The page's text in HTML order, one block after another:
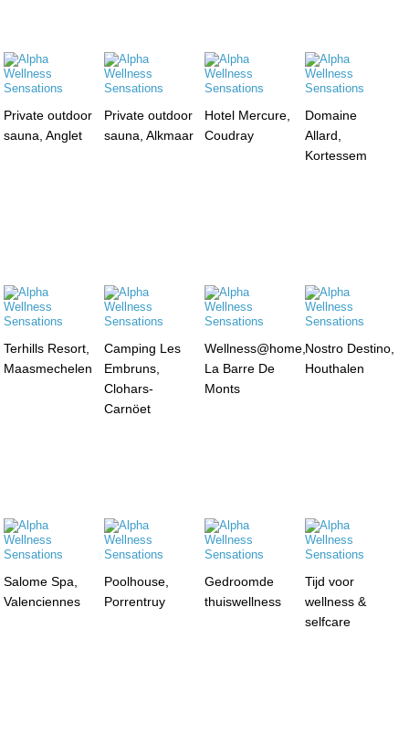
Private outdoor
sauna, Anglet
Private outdoor
sauna, Alkmaar
Hotel Mercure,
Coudray
Domaine
Allard,
Kortessem
Terhills Resort,
Maasmechelen
Camping Les
Embruns,
Clohars-
Carnöet
Wellness@home,
La Barre De
Monts
Nostro Destino,
Houthalen
Salome Spa,
Valenciennes
Poolhouse,
Porrentruy
Gedroomde
thuiswellness
Tijd voor
wellness &
selfcare